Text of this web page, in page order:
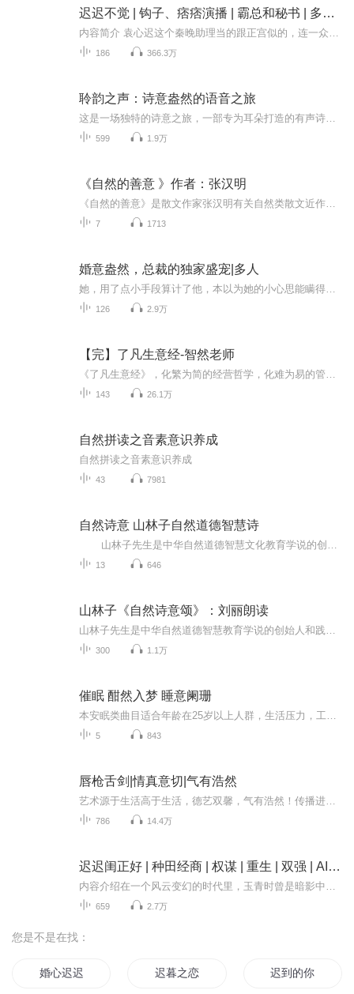
迟迟不觉 | 钩子、痞痞演播 | 霸总和秘书 | 多人有声剧
186 366.3万
聆韵之声：诗意盎然的语音之旅
599 1.9万
《自然的善意 》作者：张汉明
7 1713
婚意盎然，总裁的独家盛宠|多人
126 2.9万
【完】了凡生意经-智然老师
143 26.1万
自然拼读之音素意识养成
自然拼读之音素意识养成
43 7981
自然诗意 山林子自然道德智慧诗
13 646
山林子《自然诗意颂》：刘丽朗读
300 1.1万
催眠 酣然入梦 睡意阑珊
5 843
唇枪舌剑|情真意切|气有浩然
786 14.4万
迟迟闺正好 | 种田经商 | 权谋 | 重生 | 双强 | AI多播
659 2.7万
您是不是在找：
婚心迟迟 迟暮之恋 迟到的你